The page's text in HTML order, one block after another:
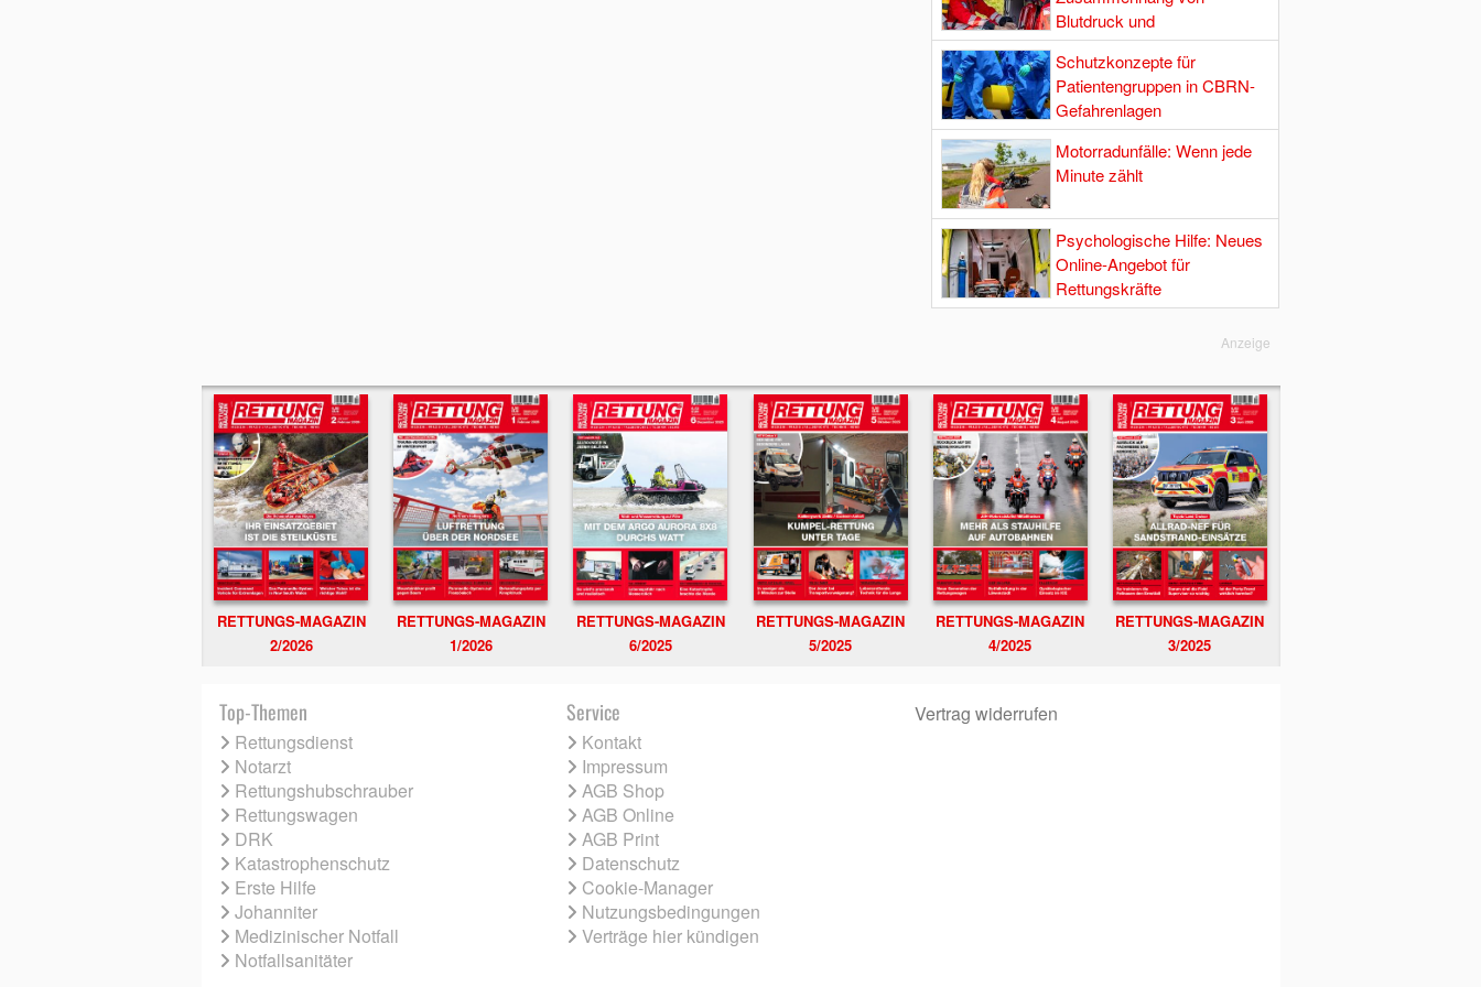
Blutdruck und
Hirndurchblutung
Schutzkonzepte für
Patientengruppen in CBRN-
Gefahrenlagen
Motorradunfälle: Wenn jede
Minute zählt
Psychologische Hilfe: Neues
Online-Angebot für
Rettungskräfte
Anzeige
RETTUNGS-MAGAZIN
2/2026
RETTUNGS-MAGAZIN
1/2026
RETTUNGS-MAGAZIN
6/2025
RETTUNGS-MAGAZIN
5/2025
RETTUNGS-MAGAZIN
4/2025
RETTUNGS-MAGAZIN
3/2025
Top-Themen
Rettungsdienst
Notarzt
Rettungshubschrauber
Rettungswagen
DRK
Katastrophenschutz
Erste Hilfe
Johanniter
Medizinischer Notfall
Notfallsanitäter
Service
Kontakt
Impressum
AGB Shop
AGB Online
AGB Print
Datenschutz
Cookie-Manager
Nutzungsbedingungen
Verträge hier kündigen
Vertrag widerrufen